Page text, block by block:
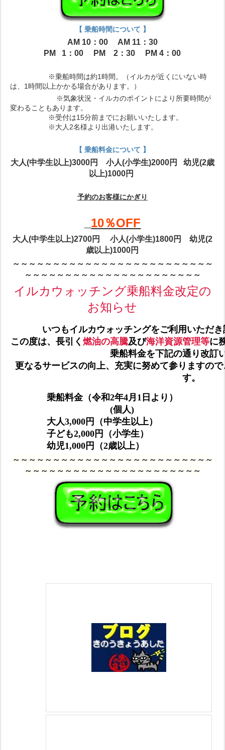
【 乗船時間について 】
AM 10：00 AM 11：30
PM 1：00 PM 2：30 PM 4：00
※乗船時間は約1時間。（イルカが近くにいない時
は、1時間以上かかる場合があります。）
※気象状況・イルカのポイントにより所要時間が
変わることもあります。
※受付は15分前までにお願いいたします。
※大人2名様より出港いたします。
【 乗船料金について 】
大人(中学生以上)3000円 小人(小学生)2000円 幼児(2歳
以上)1000円
予約のお客様にかぎり
10％OFF
大人(中学生以上)2700円 小人(小学生)1800円 幼児(2
歳以上)1000円
～～～～～～～～～～～～～～～～～～～～～～～～～
～～～～～～～～～～～～～～～～～～～～～～
イルカウォッチング乗船料金改定の
お知らせ
いつもイルカウォッチングをご利用いただ
この度は、長引く 燃油の高騰及び海洋資源管理等に
乗船料金を下記の通り改訂
更なるサービスの向上、充実に努めて参りますの
す。
乗船料金（令和2年4月1日より）
(個人)
大人3,000円（中学生以上）
子ども2,000円（小学生）
幼児1,000円（2歳以上）
～～～～～～～～～～～～～～～～～～～～～～～～～
～～～～～～ ～～～～～～～～～～～～～～～～